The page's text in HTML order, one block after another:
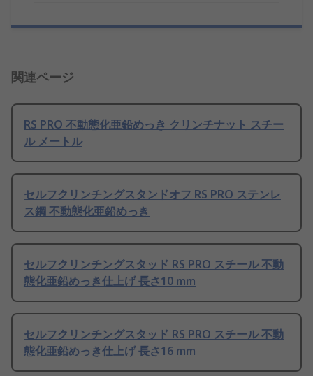
関連ページ
RS PRO 不動態化亜鉛めっき クリンチナット スチー
ル メートル
セルフクリンチングスタンドオフ RS PRO ステンレ
ス鋼 不動態化亜鉛めっき
セルフクリンチングスタッド RS PRO スチール 不動
態化亜鉛めっき仕上げ 長さ10 mm
セルフクリンチングスタッド RS PRO スチール 不動
態化亜鉛めっき仕上げ 長さ16 mm